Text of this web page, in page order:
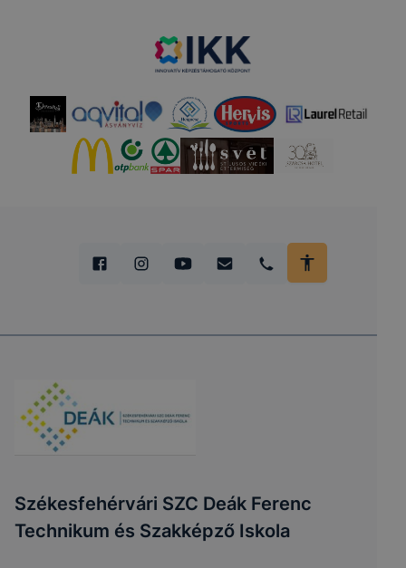
Székesfehérvári SZC Deák Ferenc
Technikum és Szakképző Iskola